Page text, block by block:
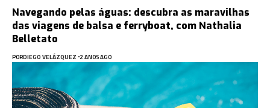
Navegando pelas águas: descubra as maravilhas
das viagens de balsa e ferryboat, com Nathalia
Belletato
PORDIEGO VELÁZQUEZ 2 ANOS AGO